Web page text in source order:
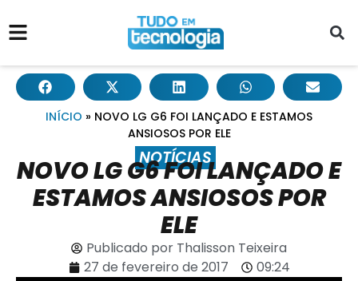
INÍCIO » NOVO LG G6 FOI LANÇADO E ESTAMOS
ANSIOSOS POR ELE
NOTÍCIAS
NOVO LG G6 FOI LANÇADO E
ESTAMOS ANSIOSOS POR
ELE
Publicado por Thalisson Teixeira
27 de fevereiro de 2017
09:24